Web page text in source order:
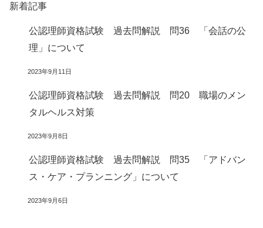
新着記事
公認理師資格試験 過去問解説 問36 「会話の公
理」について
2023年9月11日
公認理師資格試験 過去問解説 問20 職場のメン
タルヘルス対策
2023年9月8日
公認理師資格試験 過去問解説 問35 「アドバン
ス・ケア・プランニング」について
2023年9月6日